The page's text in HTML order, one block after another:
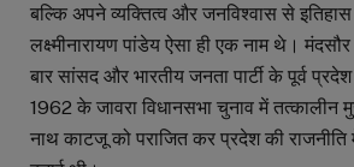
बल्कि अपने व्यक्तित्व और जनविश्वास से
लक्ष्मीनारायण पांडेय ऐसा ही एक नाम थे।
बार सांसद और भारतीय जनता पार्टी के पूर्व
1962 के जावरा विधानसभा चुनाव में तत्कालीन
नाथ काटजू को पराजित कर प्रदेश की